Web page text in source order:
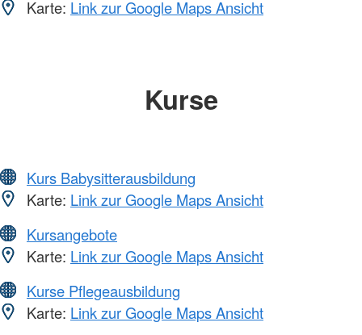
Karte: Link zur Google Maps Ansicht
Kurse
Kurs Babysitterausbildung
Karte: Link zur Google Maps Ansicht
Kursangebote
Karte: Link zur Google Maps Ansicht
Kurse Pflegeausbildung
Karte: Link zur Google Maps Ansicht